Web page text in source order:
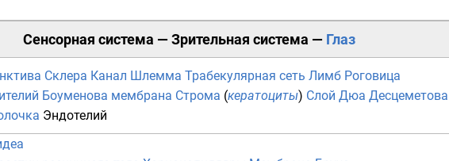
Сенсорная система — Зрительная система — Глаз
Склера Канал Шлемма Трабекулярная сеть Лимб Роговица
Боуменова мембрана Строма (кератоциты) Слой Дюа Десцеметова
Эндотелий